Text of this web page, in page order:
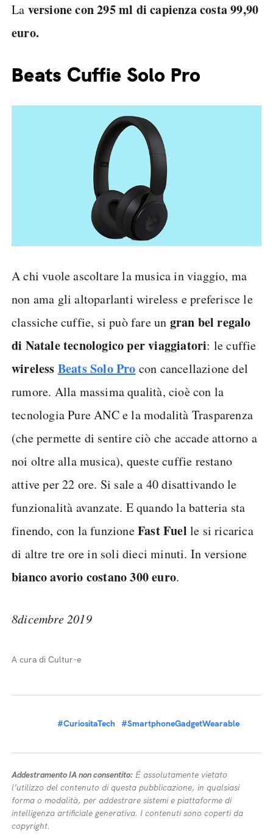
La versione con 295 ml di capienza costa 99,90
euro.
Beats Cuffie Solo Pro
A chi vuole ascoltare la musica in viaggio, ma
non ama gli altoparlanti wireless e preferisce le
classiche cuffie, si può fare un gran bel regalo
di Natale tecnologico per viaggiatori: le cuffie
wireless Beats Solo Pro con cancellazione del
rumore. Alla massima qualità, cioè con la
tecnologia Pure ANC e la modalità Trasparenza
(che permette di sentire ciò che accade attorno a
noi oltre alla musica), queste cuffie restano
attive per 22 ore. Si sale a 40 disattivando le
funzionalità avanzate. E quando la batteria sta
finendo, con la funzioneFast Fuel le si ricarica
di altre tre ore in soli dieci minuti. In versione
bianco avorio costano 300 euro.
8dicembre 2019
A cura di Cultur-e
#CuriositaTech #SmartphoneGadgetWearable
Addestramento IA non consentito: É assolutamente vietato
l’utilizzo del contenuto di questa pubblicazione, in qualsiasi
forma o modalità, per addestrare sistemi e piattaforme di
intelligenza artificiale generativa. I contenuti sono coperti da
copyright.